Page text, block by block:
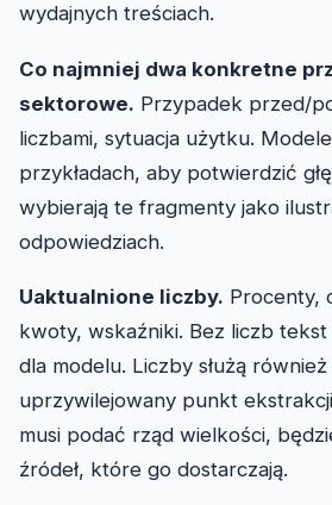
wydajnych treściach.
Co najmniej dwa konkretne
sektorowe. Przypadek przed/
liczbami, sytuacja użytku.
przykładach, aby potwierdzić
wybierają te fragmenty jako
odpowiedziach.
Uaktualnione liczby. Procenty,
kwoty, wskaźniki. Bez liczb
dla modelu. Liczby służą
uprzywilejowany punkt
musi podać rząd wielkości,
źródeł, które go dostarczają.